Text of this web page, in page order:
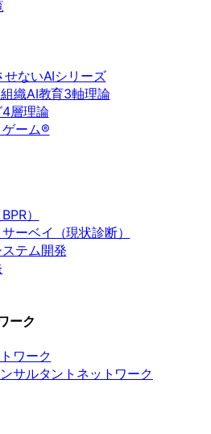
ないAIシリーズ
織AI教育3軸理論
層理論
ーム®
）
ーベイ（現状診断）
テム開発
ーク
ワーク
サルタントネットワーク